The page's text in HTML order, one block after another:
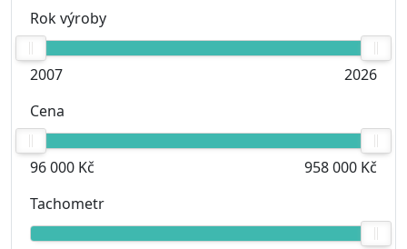
Rok výroby
2007
2026
Cena
96 000 Kč
958 000 Kč
Tachometr